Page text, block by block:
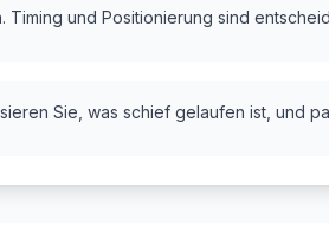
Timing und Positionierung sind
Sie, was schief gelaufen ist, und